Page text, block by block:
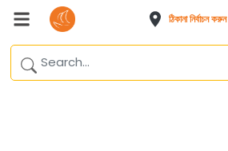
ঠিকানা নির্বাচন করুন